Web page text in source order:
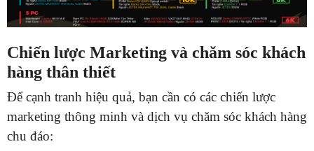
Chiến lược Marketing và chăm sóc khách
hàng thân thiết
Để cạnh tranh hiệu quả, bạn cần có các chiến lược
marketing thông minh và dịch vụ chăm sóc khách hàng
chu đáo: